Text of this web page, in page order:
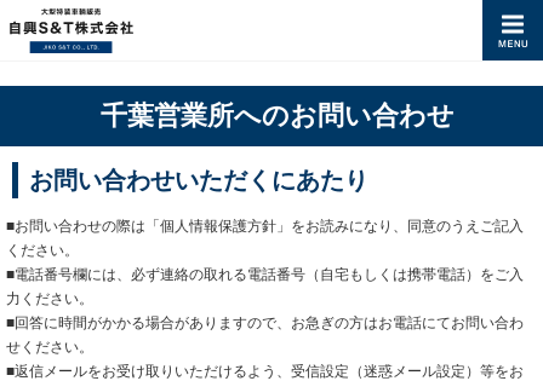
千葉営業所へのお問い合わせ
お問い合わせいただくにあたり
■お問い合わせの際は「個人情報保護方針」をお読みになり、同意のうえご記入
ください。
■電話番号欄には、必ず連絡の取れる電話番号（自宅もしくは携帯電話）をご入
力ください。
■回答に時間がかかる場合がありますので、お急ぎの方はお電話にてお問い合わ
せください。
■返信メールをお受け取りいただけるよう、受信設定（迷惑メール設定）等をお